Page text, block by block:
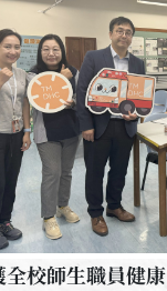
全校師生職員健康